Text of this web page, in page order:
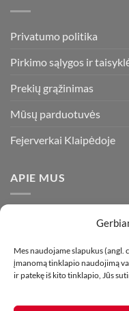
Mes naudojame slapukus
įmanomą tinklapio naudojimą
ir patekę iš kito tinklapio, Jūs
Privatumo politika
Pirkimo sąlygos ir
Prekių grąžinimas
Mūsų parduotuvės
Fejerverkai Klaipėdoje
APIE MUS
visada stengiamės
gaminius už bene
visoje Lietuvoje.